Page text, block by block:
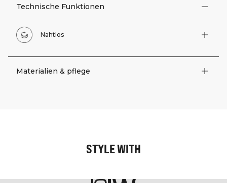
Technische Funktionen
Nahtlos
Materialien & pflege
STYLE WITH